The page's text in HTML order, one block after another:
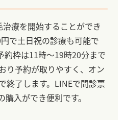
療を開始することができ
で土日祝の診療も可能で
約枠は11時～19時20分まで
り予約が取りやすく、オン
終了します。LINEで問診票
入ができ便利です。